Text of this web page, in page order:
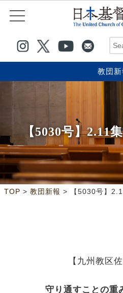
教団新
【5030号】2.11
TOP > 教団新報 > 【5030号】
【 九州教区
守り通すことの重